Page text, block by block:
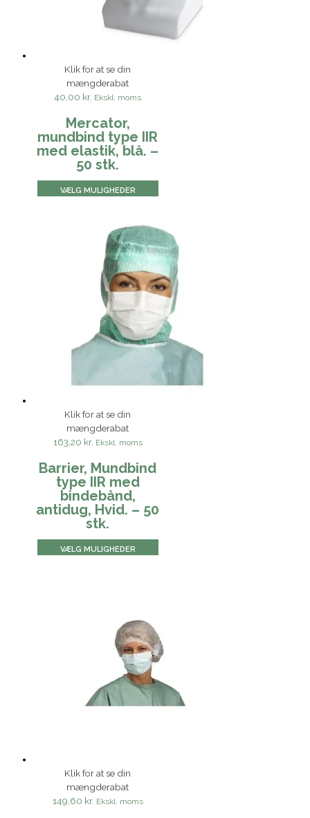
Klik for at se din
mængderabat
40,00 kr. Ekskl. moms
Mercator,
mundbind type IIR
med elastik, blå. –
50 stk.
VÆLG MULIGHEDER
Klik for at se din
mængderabat
163,20 kr. Ekskl. moms
Barrier, Mundbind
type IIR med
bindebånd,
antidug, Hvid. – 50
stk.
VÆLG MULIGHEDER
Klik for at se din
mængderabat
149,60 kr. Ekskl. moms